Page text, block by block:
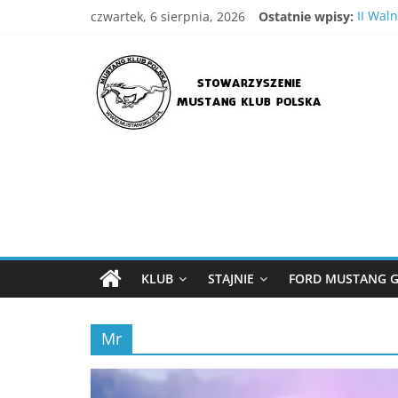
czwartek, 6 sierpnia, 2026 Ostatnie wpisy: II
XVIII
III
Stowarzyszenie
Mustang
Strona
Stowarzyszenia
Mustang
Klub
Polska
KLUB STAJNIE FORD MUSTANG
Mr